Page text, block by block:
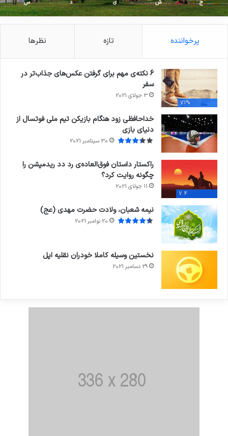
ج ش ی د س
پرخواننده تازه نظرها
71%
6 نکته‌ی مهم برای گرفتن عکس‌های جذاب‌تر در
سفر
3 جولای 2021
خداحافظی زود هنگام بازیکن تیم ملی فوتسال از
دنیای بازی
30 سپتامبر 2021
7.4
راکستار داستان فوق‌العاده‌ی رد دد ریدمپشن را
چگونه روایت کرد؟
11 جولای 2021
نیمه شعبان، ولادت حضرت مهدی (عج)
20 نوامبر 2021
نخستین وسیله کاملا خودران نقلیه اپل
29 دسامبر 2021